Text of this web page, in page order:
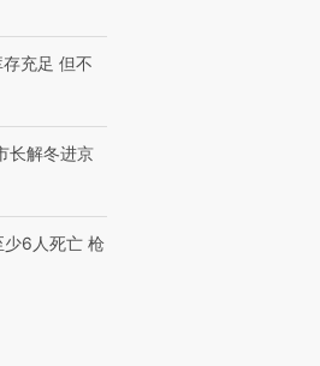
充足 但不
长解冬进京
少6人死亡 枪